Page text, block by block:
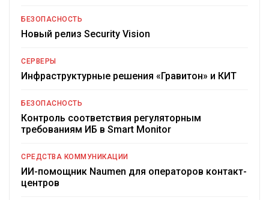
БЕЗОПАСНОСТЬ
Новый релиз Security Vision
СЕРВЕРЫ
Инфраструктурные решения «Гравитон» и КИТ
БЕЗОПАСНОСТЬ
Контроль соответствия регуляторным
требованиям ИБ в Smart Monitor
СРЕДСТВА КОММУНИКАЦИИ
ИИ-помощник Naumen для операторов контакт-
центров